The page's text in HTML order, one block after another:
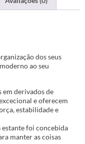
dos seus
ao seu
derivados de
e oferecem
estabilidade e
estante foi concebida
manter as coisas